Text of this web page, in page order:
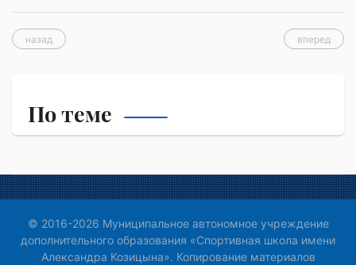
назад вперед
По теме
© 2016-2026 Муниципальное автономное учреждение
дополнительного образования «Спортивная школа имени
Александра Козицына». Копирование материалов